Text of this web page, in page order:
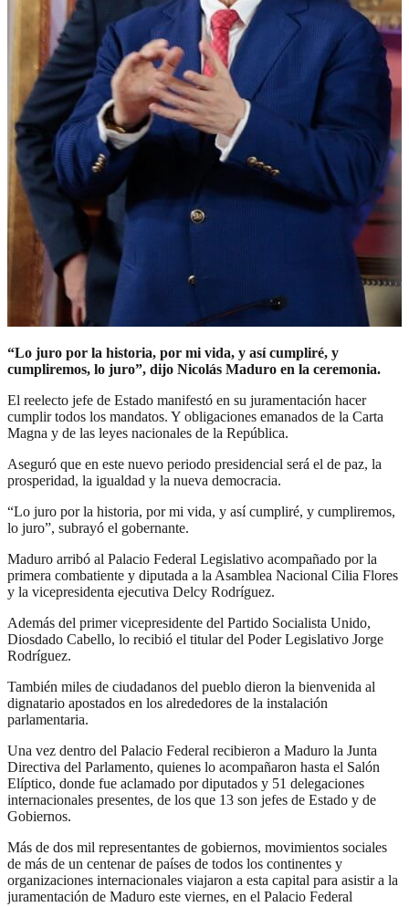
“Lo juro por la historia, por mi vida, y así cumpliré, y
cumpliremos, lo juro”, dijo Nicolás Maduro en la ceremonia.
El reelecto jefe de Estado manifestó en su juramentación hacer
cumplir todos los mandatos. Y obligaciones emanados de la Carta
Magna y de las leyes nacionales de la República.
Aseguró que en este nuevo periodo presidencial será el de paz, la
prosperidad, la igualdad y la nueva democracia.
“Lo juro por la historia, por mi vida, y así cumpliré, y cumpliremos,
lo juro”, subrayó el gobernante.
Maduro arribó al Palacio Federal Legislativo acompañado por la
primera combatiente y diputada a la Asamblea Nacional Cilia Flores
y la vicepresidenta ejecutiva Delcy Rodríguez.
Además del primer vicepresidente del Partido Socialista Unido,
Diosdado Cabello, lo recibió el titular del Poder Legislativo Jorge
Rodríguez.
También miles de ciudadanos del pueblo dieron la bienvenida al
dignatario apostados en los alrededores de la instalación
parlamentaria.
Una vez dentro del Palacio Federal recibieron a Maduro la Junta
Directiva del Parlamento, quienes lo acompañaron hasta el Salón
Elíptico, donde fue aclamado por diputados y 51 delegaciones
internacionales presentes, de los que 13 son jefes de Estado y de
Gobiernos.
Más de dos mil representantes de gobiernos, movimientos sociales
de más de un centenar de países de todos los continentes y
organizaciones internacionales viajaron a esta capital para asistir a la
juramentación de Maduro este viernes, en el Palacio Federal